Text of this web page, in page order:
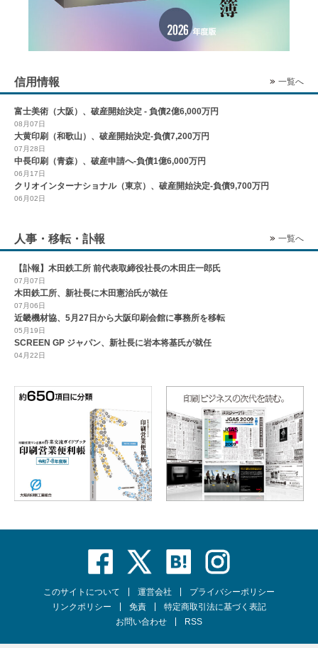
信用情報 一覧へ
富士美術（大阪）、破産開始決定 - 負債2億6,000万円
08月07日
大黄印刷（和歌山）、破産開始決定-負債7,200万円
07月28日
中長印刷（青森）、破産申請へ-負債1億6,000万円
06月17日
クリオインターナショナル（東京）、破産開始決定-負債9,700万円
06月02日
人事・移転・訃報 一覧へ
【訃報】木田鉄工所 前代表取締役社長の木田庄一郎氏
07月07日
木田鉄工所、新社長に木田憲治氏が就任
07月06日
近畿機材協、5月27日から大阪印刷会館に事務所を移転
05月19日
SCREEN GP ジャパン、新社長に岩本将基氏が就任
04月22日
このサイトについて 運営会社
プライバシーポリシー
リンクポリシー
免責
特定商取引法に基づく表記
お問い合わせ
RSS